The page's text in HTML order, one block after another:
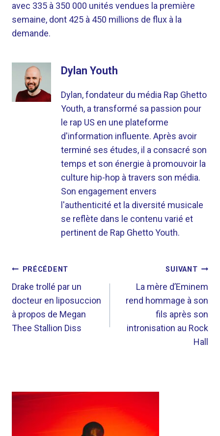
avec 335 à 350 000 unités vendues la première
semaine, dont 425 à 450 millions de flux à la
demande.
Dylan Youth
Dylan, fondateur du média Rap Ghetto
Youth, a transformé sa passion pour
le rap US en une plateforme
d'information influente. Après avoir
terminé ses études, il a consacré son
temps et son énergie à promouvoir la
culture hip-hop à travers son média.
Son engagement envers
l'authenticité et la diversité musicale
se reflète dans le contenu varié et
pertinent de Rap Ghetto Youth.
NAVIGATION
DE
L’ARTICLE
PRÉCÉDENT
Drake trollé par un
docteur en liposuccion
à propos de Megan
Thee Stallion Diss
SUIVANT
La mère d’Eminem
rend hommage à son
fils après son
intronisation au Rock
Hall